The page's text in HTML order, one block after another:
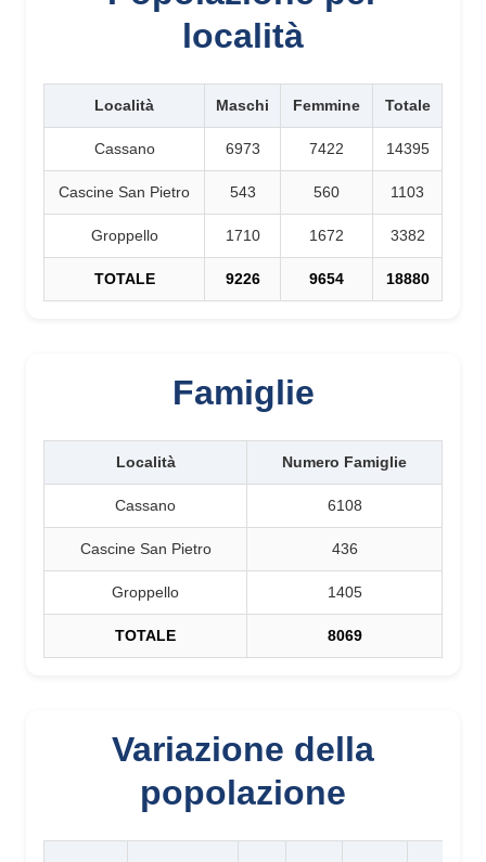
località
Località Maschi Femmine Totale
Cassano 6973 7422 14395
Cascine San Pietro 543 560 1103
Groppello 1710 1672 3382
TOTALE 9226 9654 18880
Famiglie
Località Numero Famiglie
Cassano 6108
Cascine San Pietro 436
Groppello 1405
TOTALE 8069
Variazione della
popolazione